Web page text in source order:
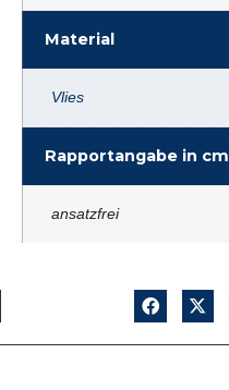
Material
Vlies
Rapportangabe in cm
ansatzfrei